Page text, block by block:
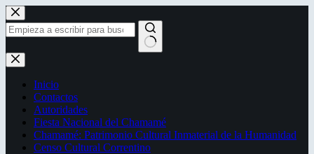
Saltar
al
contenido
Sin
resultados
Inicio
Contactos
Autoridades
Fiesta Nacional del Chamamé
Chamamé: Patrimonio Cultural Inmaterial de la Humanidad
Censo Cultural Correntino